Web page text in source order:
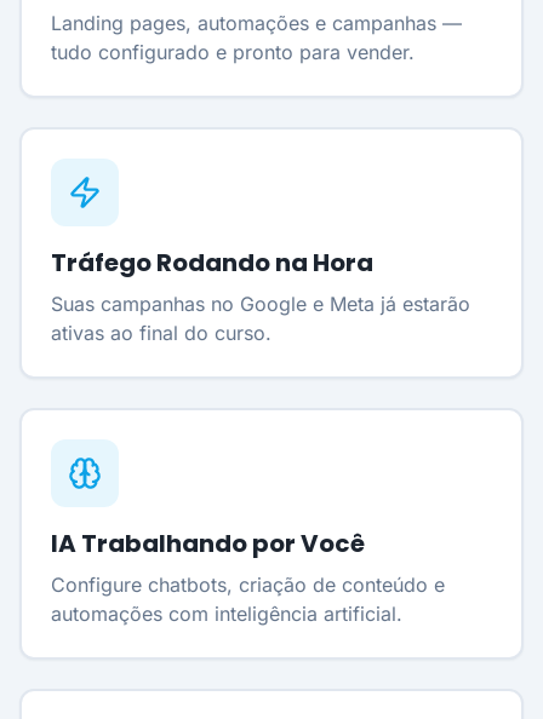
Landing pages, automações e campanhas —
tudo configurado e pronto para vender.
Tráfego Rodando na Hora
Suas campanhas no Google e Meta já estarão
ativas ao final do curso.
IA Trabalhando por Você
Configure chatbots, criação de conteúdo e
automações com inteligência artificial.